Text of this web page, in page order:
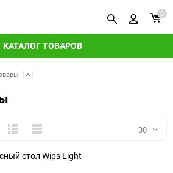
КАТАЛОГ ТОВАРОВ
0
ПодробноКомпактно 30
стол Wips Light